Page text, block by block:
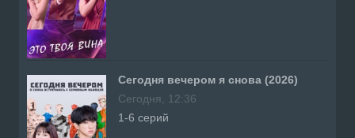
Сегодня вечером я снова (2026)
Сегодня, 12:36
1-6 серий